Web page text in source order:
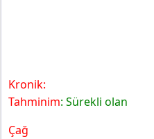
Kronik:
Tahminim: Sürekli olan
Çağ